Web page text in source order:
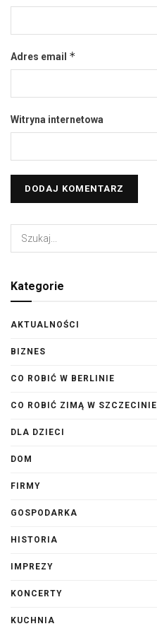
Adres email *
Witryna internetowa
Kategorie
AKTUALNOŚCI
BIZNES
CO ROBIĆ W BERLINIE
CO ROBIĆ ZIMĄ W SZCZECINIE
DLA DZIECI
DOM
FIRMY
GOSPODARKA
HISTORIA
IMPREZY
KONCERTY
KUCHNIA